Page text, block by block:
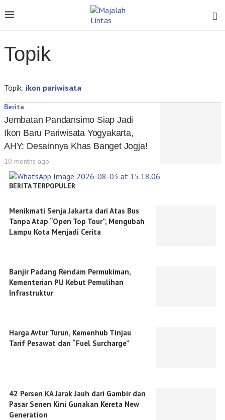
Topik
Topik: ikon pariwisata
Berita
Jembatan Pandansimo Siap Jadi
Ikon Baru Pariwisata Yogyakarta,
AHY: Desainnya Khas Banget Jogja!
10 months ago
BERITA TERPOPULER
Menikmati Senja Jakarta dari Atas Bus
Tanpa Atap “Open Top Tour”, Mengubah
Lampu Kota Menjadi Cerita
Banjir Padang Rendam Permukiman,
Kementerian PU Kebut Pemulihan
Infrastruktur
Harga Avtur Turun, Kemenhub Tinjau
Tarif Pesawat dan “Fuel Surcharge”
42 Persen KA Jarak Jauh dari Gambir dan
Pasar Senen Kini Gunakan Kereta New
Generation